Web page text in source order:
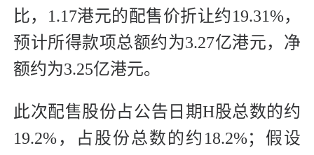
比，1.17港元的配售价折让约19.31%，
预计所得款项总额约为3.27亿港元，净
额约为3.25亿港元。
此次配售股份占公告日期H股总数的约
19.2%，占股份总数的约18.2%；假设